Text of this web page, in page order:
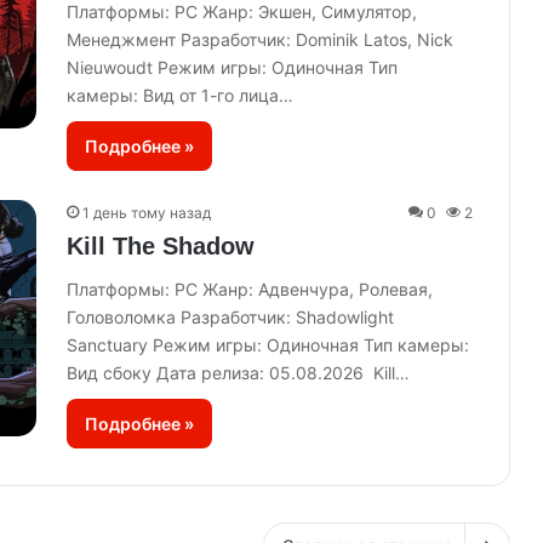
Платформы: PC Жанр: Экшен, Симулятор,
Менеджмент Разработчик: Dominik Latos, Nick
Nieuwoudt Режим игры: Одиночная Тип
камеры: Вид от 1-го лица…
Подробнее »
1 день тому назад 0 2
Kill The Shadow
Платформы: PC Жанр: Адвенчура, Ролевая,
Головоломка Разработчик: Shadowlight
Sanctuary Режим игры: Одиночная Тип камеры:
Вид сбоку Дата релиза: 05.08.2026 Kill…
Подробнее »